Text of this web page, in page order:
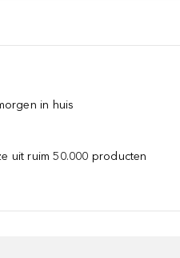
in huis
uit ruim 50.000 producten